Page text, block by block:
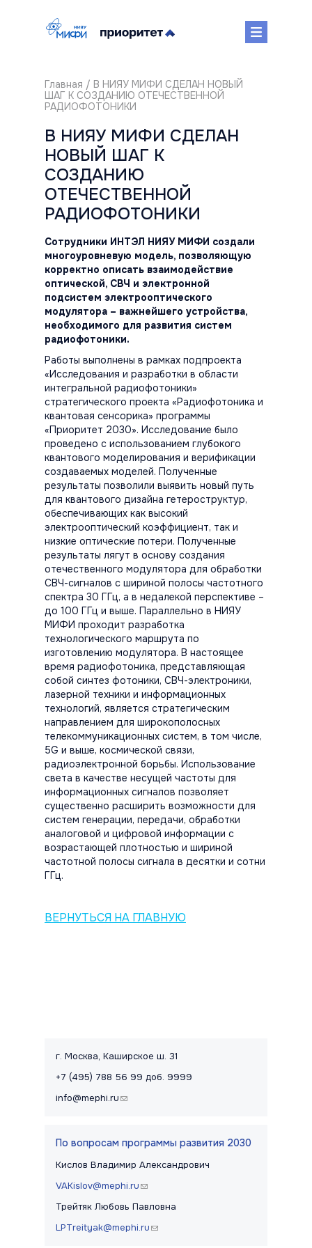
Главная / В НИЯУ МИФИ СДЕЛАН НОВЫЙ
ШАГ К СОЗДАНИЮ ОТЕЧЕСТВЕННОЙ
РАДИОФОТОНИКИ
В НИЯУ МИФИ СДЕЛАН
НОВЫЙ ШАГ К
СОЗДАНИЮ
ОТЕЧЕСТВЕННОЙ
РАДИОФОТОНИКИ
Сотрудники ИНТЭЛ НИЯУ МИФИ создали
многоуровневую модель, позволяющую
корректно описать взаимодействие
оптической, СВЧ и электронной
подсистем электрооптического
модулятора – важнейшего устройства,
необходимого для развития систем
радиофотоники.
Работы выполнены в рамках подпроекта
«Исследования и разработки в области
интегральной радиофотоники»
стратегического проекта «Радиофотоника и
квантовая сенсорика» программы
«Приоритет 2030». Исследование было
проведено с использованием глубокого
квантового моделирования и верификации
создаваемых моделей. Полученные
результаты позволили выявить новый путь
для квантового дизайна гетероструктур,
обеспечивающих как высокий
электрооптический коэффициент, так и
низкие оптические потери. Полученные
результаты лягут в основу создания
отечественного модулятора для обработки
СВЧ-сигналов с шириной полосы частотного
спектра 30 ГГц, а в недалекой перспективе –
до 100 ГГц и выше. Параллельно в НИЯУ
МИФИ проходит разработка
технологического маршрута по
изготовлению модулятора. В настоящее
время радиофотоника, представляющая
собой синтез фотоники, СВЧ-электроники,
лазерной техники и информационных
технологий, является стратегическим
направлением для широкополосных
телекоммуникационных систем, в том числе,
5G и выше, космической связи,
радиоэлектронной борьбы. Использование
света в качестве несущей частоты для
информационных сигналов позволяет
существенно расширить возможности для
систем генерации, передачи, обработки
аналоговой и цифровой информации с
возрастающей плотностью и шириной
частотной полосы сигнала в десятки и сотни
ГГц.
ВЕРНУТЬСЯ НА ГЛАВНУЮ
Контакты и правовая
г. Москва, Каширское ш. 31
+7 (495) 788 56 99 доб. 9999
info@mephi.ru(link sends e-mail)
По вопросам программы развития 2030
Кислов Владимир Александрович
VAKislov@mephi.ru(link sends e-mail)
Трейтяк Любовь Павловна
LPTreityak@mephi.ru(link sends e-mail)